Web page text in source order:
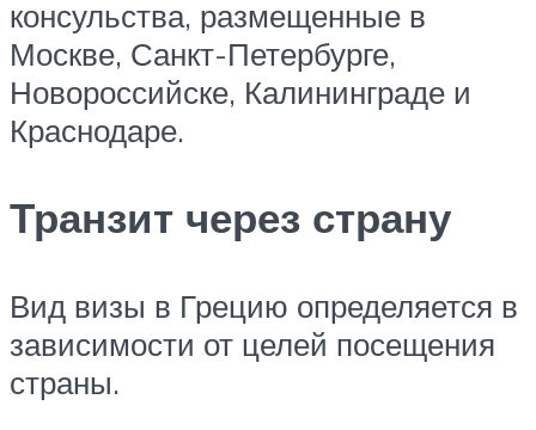
консульства, размещенные в
Москве, Санкт-Петербурге,
Новороссийске, Калининграде и
Краснодаре.
Транзит через страну
Вид визы в Грецию определяется в
зависимости от целей посещения
страны.